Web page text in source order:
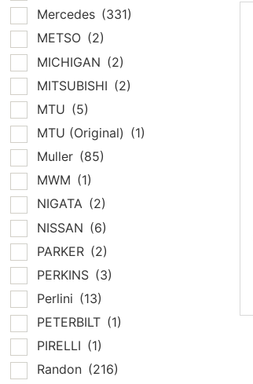
Mercedes (331)
METSO (2)
MICHIGAN (2)
MITSUBISHI (2)
MTU (5)
MTU (Original) (1)
Muller (85)
MWM (1)
NIGATA (2)
NISSAN (6)
PARKER (2)
PERKINS (3)
Perlini (13)
PETERBILT (1)
PIRELLI (1)
Randon (216)